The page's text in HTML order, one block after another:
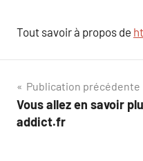
Tout savoir à propos de
Navigation
de
Publication précédente
Vous allez en savoir
addict.fr